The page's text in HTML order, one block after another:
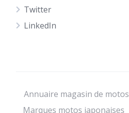
Twitter
LinkedIn
Annuaire magasin de motos
Marques motos japonaises